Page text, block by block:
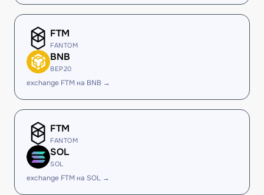
FTM
FANTOM
BNB
BEP20
exchange FTM на BNB →
FTM
FANTOM
SOL
SOL
exchange FTM на SOL →